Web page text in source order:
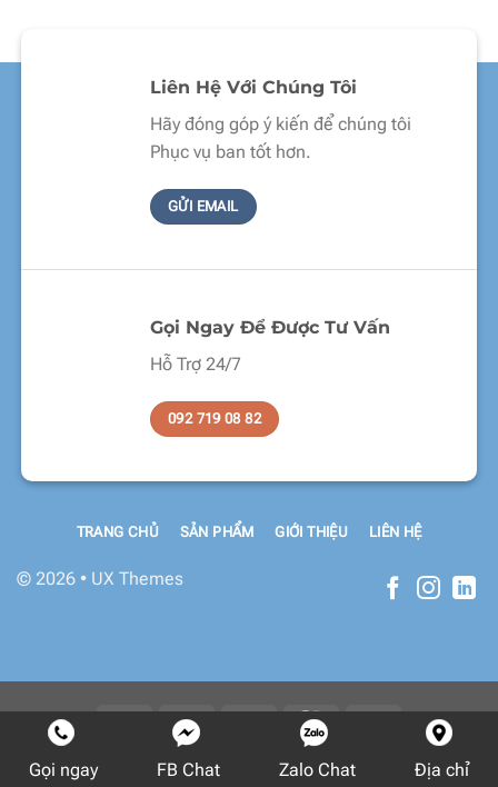
Liên Hệ Với Chúng Tôi
Hãy đóng góp ý kiến để chúng tôi
Phục vụ ban tốt hơn.
GỬI EMAIL
Gọi Ngay Để Được Tư Vấn
Hỗ Trợ 24/7
092 719 08 82
© 2026 • UX Themes
TRANG CHỦ SẢN PHẨM GIỚI THIỆU LIÊN HỆ
Copyright 2026 © Flatsome Theme
Gọi ngay FB Chat Zalo Chat Địa chỉ